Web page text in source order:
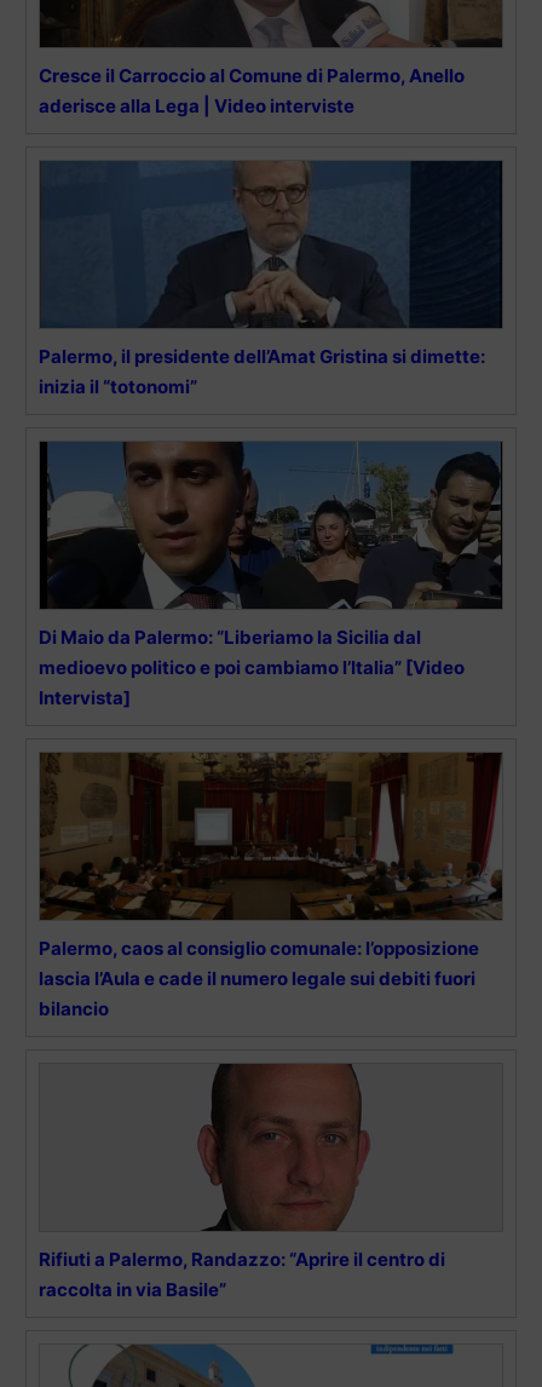
Cresce il Carroccio al Comune di Palermo, Anello
aderisce alla Lega | Video interviste
Palermo, il presidente dell’Amat Gristina si dimette:
inizia il “totonomi”
Di Maio da Palermo: “Liberiamo la Sicilia dal
medioevo politico e poi cambiamo l’Italia” [Video
Intervista]
Palermo, caos al consiglio comunale: l’opposizione
lascia l’Aula e cade il numero legale sui debiti fuori
bilancio
Rifiuti a Palermo, Randazzo: “Aprire il centro di
raccolta in via Basile”